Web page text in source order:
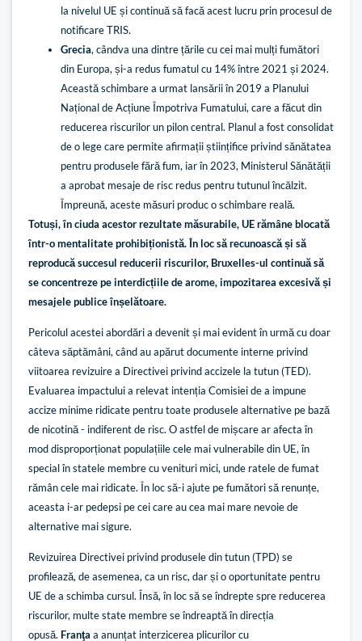
la nivelul UE și continuă să facă acest lucru prin procesul de
notificare TRIS.
Grecia, cândva una dintre țările cu cei mai mulți fumători
din Europa, și-a redus fumatul cu 14% între 2021 și 2024.
Această schimbare a urmat lansării în 2019 a Planului
Național de Acțiune Împotriva Fumatului, care a făcut din
reducerea riscurilor un pilon central. Planul a fost consolidat
de o lege care permite afirmații științifice privind sănătatea
pentru produsele fără fum, iar în 2023, Ministerul Sănătății
a aprobat mesaje de risc redus pentru tutunul încălzit.
Împreună, aceste măsuri produc o schimbare reală.
Totuși, în ciuda acestor rezultate măsurabile, UE rămâne blocată
într-o mentalitate prohibiționistă. În loc să recunoască și să
reproducă succesul reducerii riscurilor, Bruxelles-ul continuă să
se concentreze pe interdicțiile de arome, impozitarea excesivă și
mesajele publice înșelătoare.
Pericolul acestei abordări a devenit și mai evident în urmă cu doar
câteva săptămâni, când au apărut documente interne privind
viitoarea revizuire a Directivei privind accizele la tutun (TED).
Evaluarea impactului a relevat intenția Comisiei de a impune
accize minime ridicate pentru toate produsele alternative pe bază
de nicotină - indiferent de risc. O astfel de mișcare ar afecta în
mod disproporționat populațiile cele mai vulnerabile din UE, în
special în statele membre cu venituri mici, unde ratele de fumat
rămân cele mai ridicate. În loc să-i ajute pe fumători să renunțe,
aceasta i-ar pedepsi pe cei care au cea mai mare nevoie de
alternative mai sigure.
Revizuirea Directivei privind produsele din tutun (TPD) se
profilează, de asemenea, ca un risc, dar și o oportunitate pentru
UE de a schimba cursul. Însă, în loc să se îndrepte spre reducerea
riscurilor, multe state membre se îndreaptă în direcția
opusă. Franţa a anunțat interzicerea plicurilor cu